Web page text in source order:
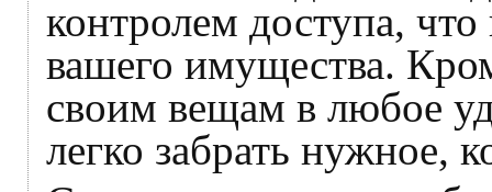
контролем доступа, что
вашего имущества.
своим вещам в любое
легко забрать нужное,